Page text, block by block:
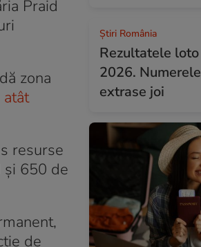
Praid
zona
resurse
şi 650 de
de
Știri România
Rezultatele
2026.
extrase joi